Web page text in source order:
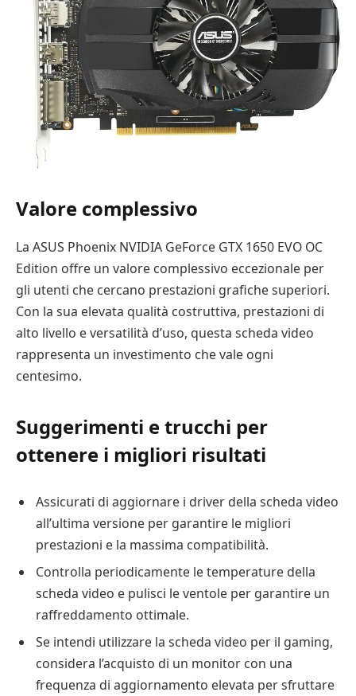
Valore complessivo
La ASUS Phoenix NVIDIA GeForce GTX 1650 EVO OC
Edition offre un valore complessivo eccezionale per
gli utenti che cercano prestazioni grafiche superiori.
Con la sua elevata qualità costruttiva, prestazioni di
alto livello e versatilità d’uso, questa scheda video
rappresenta un investimento che vale ogni
centesimo.
Suggerimenti e trucchi per
ottenere i migliori risultati
Assicurati di aggiornare i driver della scheda video
all’ultima versione per garantire le migliori
prestazioni e la massima compatibilità.
Controlla periodicamente le temperature della
scheda video e pulisci le ventole per garantire un
raffreddamento ottimale.
Se intendi utilizzare la scheda video per il gaming,
considera l’acquisto di un monitor con una
frequenza di aggiornamento elevata per sfruttare